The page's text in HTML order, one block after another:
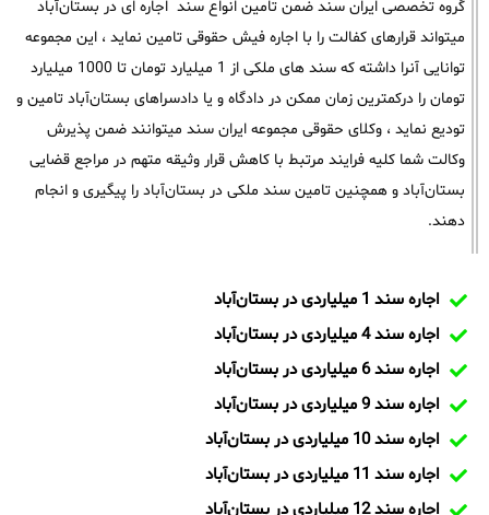
گروه تخصصی ایران سند ضمن تامین انواع سند اجاره ای در بستان‌آباد
میتواند قرارهای کفالت را با اجاره فیش حقوقی تامین نماید ، این مجموعه
توانایی آنرا داشته که سند های ملکی از 1 میلیارد تومان تا 1000 میلیارد
تومان را درکمترین زمان ممکن در دادگاه و یا دادسراهای بستان‌آباد تامین و
تودیع نماید ، وکلای حقوقی مجموعه ایران سند میتوانند ضمن پذیرش
وکالت شما کلیه فرایند مرتبط با کاهش قرار وثیقه متهم در مراجع قضایی
بستان‌آباد و همچنین تامین سند ملکی در بستان‌آباد را پیگیری و انجام
دهند.
اجاره سند 1 میلیاردی در بستان‌آباد
اجاره سند 4 میلیاردی در بستان‌آباد
اجاره سند 6 میلیاردی در بستان‌آباد
اجاره سند 9 میلیاردی در بستان‌آباد
اجاره سند 10 میلیاردی در بستان‌آباد
اجاره سند 11 میلیاردی در بستان‌آباد
اجاره سند 12 میلیاردی در بستان‌آباد